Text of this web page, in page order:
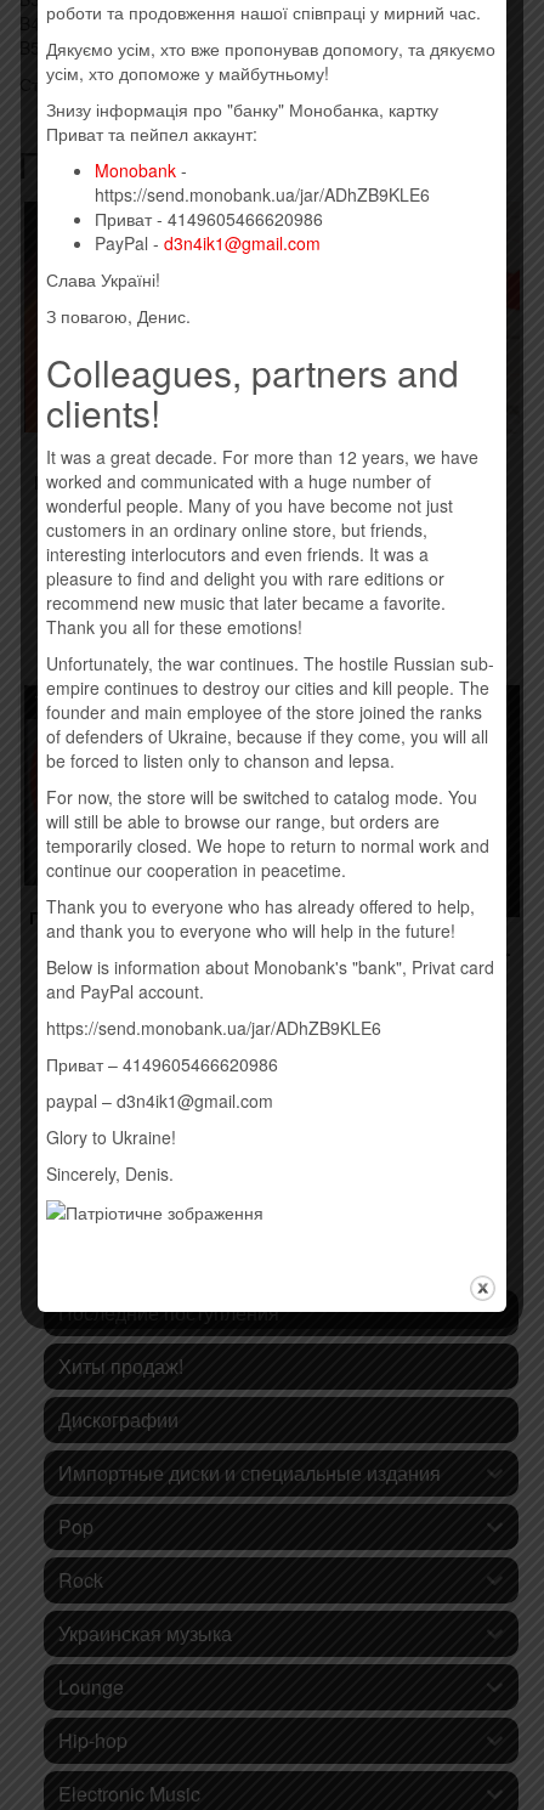
B4 Brave New World
B5 Anthem
Стиль: Alternative Rock, Grunge
Похожие товары
ПЕТР ЧЕРНЯВСКИЙ –
PETER AND THE WOLVES
EP (2015)
250,00грн.
Купить
ТИМУР РОДРИГЕЗ –
НОВЫЙ МИР (CD+DVD)
(2015)
190,00грн.
Купить
Товар закінчився!
ГУЛЯЙ ГОРОД – GG (2016)
190,00 грн.
Временно нет
DISCLOSURE – CARACAL
(2015)
Последние поступления
Хиты продаж!
Дискографии
Импортные диски и специальные издания
Pop
Rock
Украинская музыка
Lounge
Hip-hop
Electronic Music
роботи та продовження нашої співпраці у мирний час.
Дякуємо усім, хто вже пропонував допомогу, та дякуємо
усім, хто допоможе у майбутньому!
Знизу інформація про "банку" Монобанка, картку
Приват та пейпел аккаунт:
Monobank -
https://send.monobank.ua/jar/ADhZB9KLE6
Приват - 4149605466620986
PayPal - d3n4ik1@gmail.com
Слава Україні!
З повагою, Денис.
Colleagues, partners and
clients!
It was a great decade. For more than 12 years, we have
worked and communicated with a huge number of
wonderful people. Many of you have become not just
customers in an ordinary online store, but friends,
interesting interlocutors and even friends. It was a
pleasure to find and delight you with rare editions or
recommend new music that later became a favorite.
Thank you all for these emotions!
Unfortunately, the war continues. The hostile Russian sub-
empire continues to destroy our cities and kill people. The
founder and main employee of the store joined the ranks
of defenders of Ukraine, because if they come, you will all
be forced to listen only to chanson and lepsa.
For now, the store will be switched to catalog mode. You
will still be able to browse our range, but orders are
temporarily closed. We hope to return to normal work and
continue our cooperation in peacetime.
Thank you to everyone who has already offered to help,
and thank you to everyone who will help in the future!
Below is information about Monobank's "bank", Privat card
and PayPal account.
https://send.monobank.ua/jar/ADhZB9KLE6
Приват – 4149605466620986
paypal – d3n4ik1@gmail.com
Glory to Ukraine!
Sincerely, Denis.